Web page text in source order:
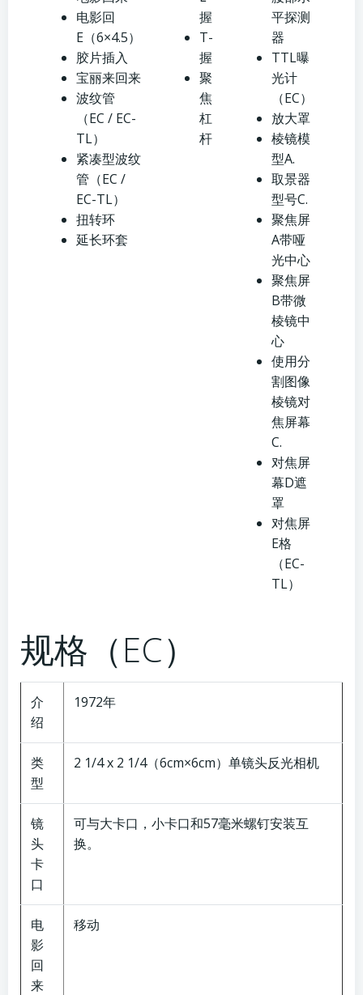
电影回
E（6×4.5）
胶片插入
宝丽来回来
波纹管
（EC / EC-
TL）
紧凑型波纹
管（EC /
EC-TL）
扭转环
延长环套
握
T-
握
聚
焦
杠
杆
平探测
器
TTL曝
光计
（EC）
放大罩
棱镜模
型A.
取景器
型号C.
聚焦屏
A带哑
光中心
聚焦屏
B带微
棱镜中
心
使用分
割图像
棱镜对
焦屏幕
C.
对焦屏
幕D遮
罩
对焦屏
E格
（EC-
TL）
规格（EC）
介
绍
1972年
类
型
2 1/4 x 2 1/4（6cm×6cm）单镜头反光相机
镜
头
卡
口
可与大卡口，小卡口和57毫米螺钉安装互
换。
电
影
回
来
移动